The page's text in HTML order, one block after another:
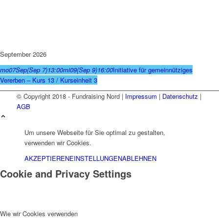
September 2026
mo07Sep(Sep 7)13:00mi09(Sep 9)16:00Initiative für gemeinnütziges
Vererben – Kurs 13 / Kurseinheit 3
© Copyright 2018 - Fundraising Nord | Impressum | Datenschutz |
AGB
Um unsere Webseite für Sie optimal zu gestalten,
verwenden wir Cookies.
AKZEPTIERENEINSTELLUNGENABLEHNEN
Cookie and Privacy Settings
Wie wir Cookies verwenden